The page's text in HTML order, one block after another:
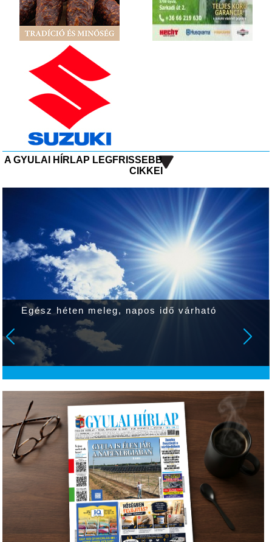
A GYULAI HÍRLAP LEGFRISSEBB
CIKKEI
Egész héten meleg, napos idő várható